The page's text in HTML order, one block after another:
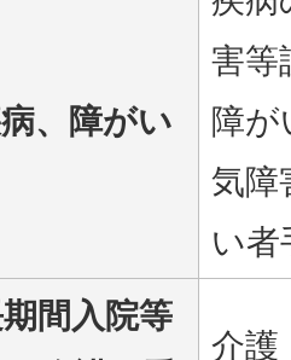
、障がい
害等
障が
気障
い者
間入院等
介護